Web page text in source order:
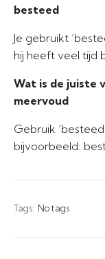
besteed
Je gebruikt
hij heeft veel tijd
Wat is de juiste
meervoud
Gebruik
bijvoorbeeld:
Tags: No tags